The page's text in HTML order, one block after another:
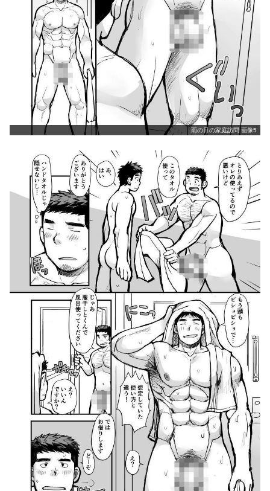
雨の日の家庭訪問 画像5